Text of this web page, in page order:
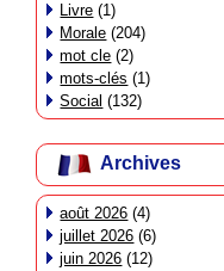
Livre (1)
Morale (204)
mot cle (2)
mots-clés (1)
Social (132)
Archives
août 2026 (4)
juillet 2026 (6)
juin 2026 (12)